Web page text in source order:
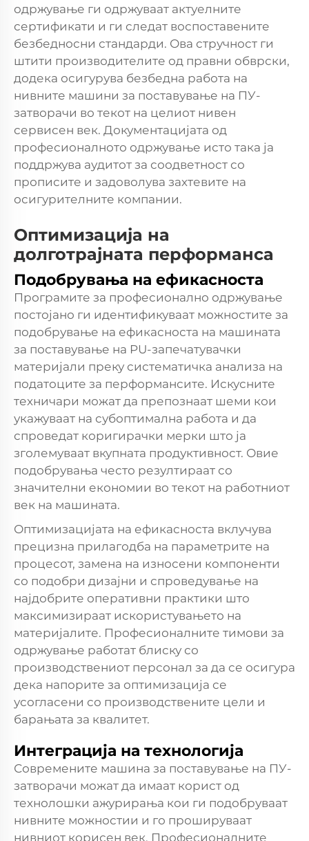
одржување ги одржуваат актуелните
сертификати и ги следат воспоставените
безбедносни стандарди. Ова стручност ги
штити производителите од правни обврски,
додека осигурува безбедна работа на
нивните машини за поставување на ПУ-
затворачи во текот на целиот нивен
сервисен век. Документацијата од
професионалното одржување исто така ја
поддржува аудитот за соодветност со
прописите и задоволува захтевите на
осигурителните компании.
Оптимизација на
долготрајната перформанса
Подобрувања на ефикасноста
Програмите за професионално одржување
постојано ги идентификуваат можностите за
подобрување на ефикасноста на машината
за поставување на PU-запечатувачки
материјали преку систематичка анализа на
податоците за перформансите. Искусните
техничари можат да препознаат шеми кои
укажуваат на субоптимална работа и да
спроведат коригирачки мерки што ја
зголемуваат вкупната продуктивност. Овие
подобрувања често резултираат со
значителни економии во текот на работниот
век на машината.
Оптимизацијата на ефикасноста вклучува
прецизна прилагодба на параметрите на
процесот, замена на износени компоненти
со подобри дизајни и спроведување на
најдобрите оперативни практики што
максимизираат искористувањето на
материјалите. Професионалните тимови за
одржување работат блиску со
производствениот персонал за да се осигура
дека напорите за оптимизација се
усогласени со производствените цели и
барањата за квалитет.
Интеграција на технологија
Современите машина за поставување на ПУ-
затворачи можат да имаат корист од
технолошки ажурирања кои ги подобруваат
нивните можностии и го прошируваат
нивниот корисен век. Професионалните